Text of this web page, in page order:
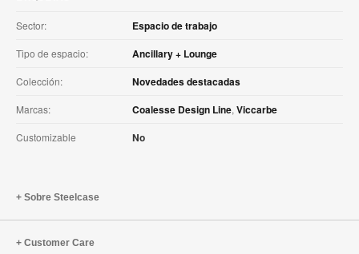
Sector: Espacio de trabajo
Tipo de espacio: Ancillary + Lounge
Colección: Novedades destacadas
Marcas: Coalesse Design Line, Viccarbe
Customizable No
Sobre Steelcase
Customer Care